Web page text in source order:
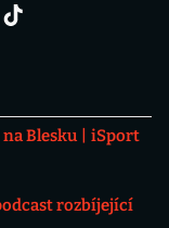
Blesku
iSport
rozbíjející